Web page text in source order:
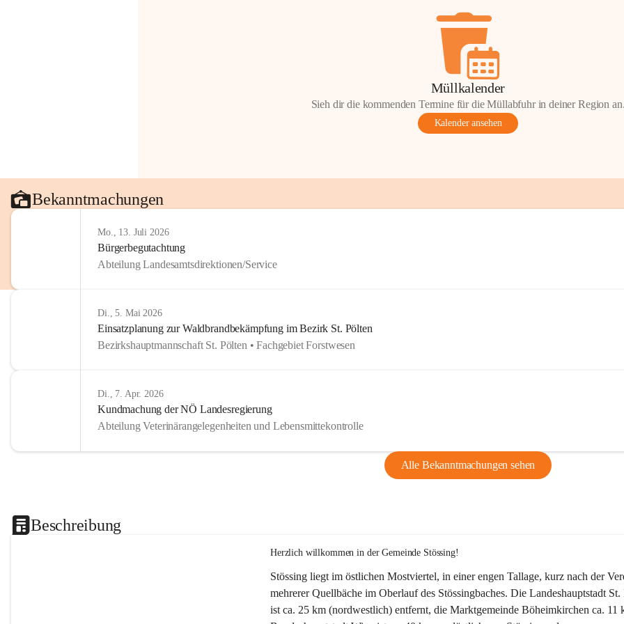
Müllkalender
Sieh dir die kommenden Termine für die Müllabfuhr in deiner Region
Kalender ansehen
Bekanntmachungen
Mo., 13. Juli 2026
Bürgerbegutachtung
Abteilung Landesamtsdirektionen/Service
Di., 5. Mai 2026
Einsatzplanung zur Waldbrandbekämpfung im Bezirk St. Pölten
Bezirkshauptmannschaft St. Pölten • Fachgebiet Forstwesen
Di., 7. Apr. 2026
Kundmachung der NÖ Landesregierung
Abteilung Veterinärangelegenheiten und Lebensmittekontrolle
Alle Bekanntmachungen sehen
Beschreibung
Herzlich willkommen in der Gemeinde Stössing!
Stössing liegt im östlichen Mostviertel, in einer engen Tallage, kurz nach der
mehrerer Quellbäche im Oberlauf des Stössingbaches. Die Landeshauptstadt
ist ca. 25 km (nordwestlich) entfernt, die Marktgemeinde Böheimkirchen ca.